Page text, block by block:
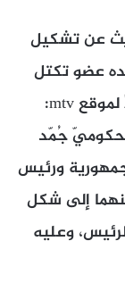
عن تشكيل
عضو تكتل
“لبنان القوي” النائب أسعد درغام، قائلًا لموقع mtv:
جُمّد
ورئيس
إلى شكل
وعليه